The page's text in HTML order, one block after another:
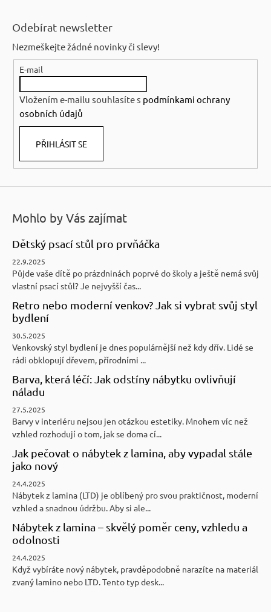
Odebírat newsletter
Nezmeškejte žádné novinky či slevy!
E-mail
Vložením e-mailu souhlasíte s podmínkami ochrany
osobních údajů
PŘIHLÁSIT SE
Mohlo by Vás zajímat
Dětský psací stůl pro prvňáčka
22.9.2025
Půjde vaše dítě po prázdninách poprvé do školy a ještě nemá svůj
vlastní psací stůl? Je nejvyšší čas...
Retro nebo moderní venkov? Jak si vybrat svůj styl
bydlení
30.5.2025
Venkovský styl bydlení je dnes populárnější než kdy dřív. Lidé se
rádi obklopují dřevem, přírodními ...
Barva, která léčí: Jak odstíny nábytku ovlivňují
náladu
27.5.2025
Barvy v interiéru nejsou jen otázkou estetiky. Mnohem víc než
vzhled rozhodují o tom, jak se doma cí...
Jak pečovat o nábytek z lamina, aby vypadal stále
jako nový
24.4.2025
Nábytek z lamina (LTD) je oblíbený pro svou praktičnost, moderní
vzhled a snadnou údržbu. Aby si ale...
Nábytek z lamina – skvělý poměr ceny, vzhledu a
odolnosti
24.4.2025
Když vybíráte nový nábytek, pravděpodobně narazíte na materiál
zvaný lamino nebo LTD. Tento typ desk...